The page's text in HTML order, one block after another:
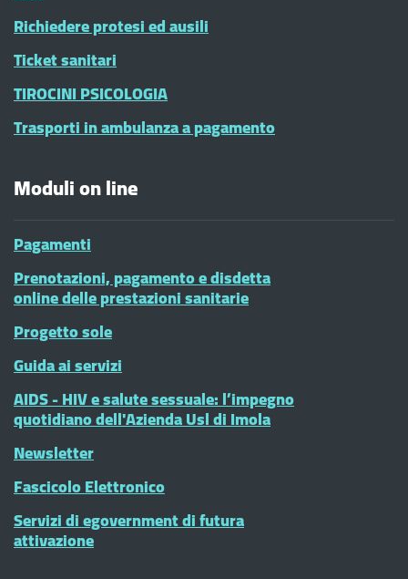
Richiedere protesi ed ausili
Ticket sanitari
TIROCINI PSICOLOGIA
Trasporti in ambulanza a pagamento
Moduli on line
Pagamenti
Prenotazioni, pagamento e disdetta
online delle prestazioni sanitarie
Progetto sole
Guida ai servizi
AIDS - HIV e salute sessuale: l’impegno
quotidiano dell'Azienda Usl di Imola
Newsletter
Fascicolo Elettronico
Servizi di egovernment di futura
attivazione